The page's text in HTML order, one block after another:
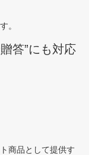
。
答”にも対応
商品として提供す